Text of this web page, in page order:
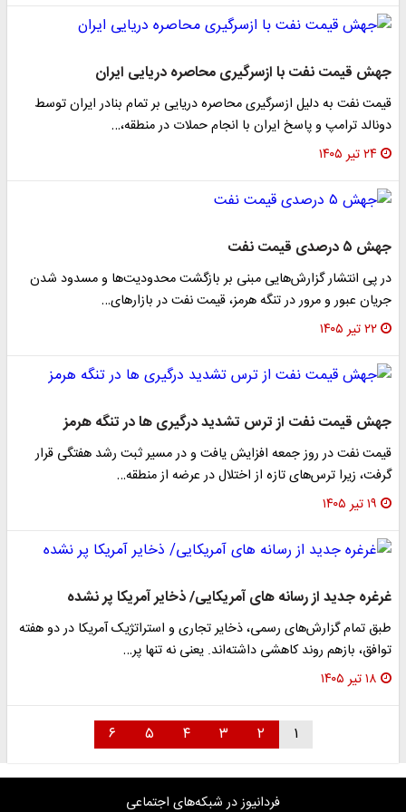
جهش قیمت نفت با ازسرگیری محاصره دریایی ایران
قیمت نفت به دلیل ازسرگیری محاصره دریایی بر تمام بنادر ایران توسط
دونالد ترامپ و پاسخ ایران با انجام حملات در منطقه،…
۲۴ تیر ۱۴۰۵
جهش ۵ درصدی قیمت نفت
در پی انتشار گزارش‌هایی مبنی بر بازگشت محدودیت‌ها و مسدود شدن
جریان عبور و مرور در تنگه هرمز، قیمت نفت در بازارهای…
۲۲ تیر ۱۴۰۵
جهش قیمت نفت از ترس تشدید درگیری ها در تنگه هرمز
قیمت نفت در روز جمعه افزایش یافت و در مسیر ثبت رشد هفتگی قرار
گرفت، زیرا ترس‌های تازه از اختلال در عرضه از منطقه…
۱۹ تیر ۱۴۰۵
غرغره جدید از رسانه های آمریکایی/ ذخایر آمریکا پر نشده
طبق تمام گزارش‌های رسمی، ذخایر تجاری و استراتژیک آمریکا در دو هفته
توافق، بازهم روند کاهشی داشته‌اند. یعنی نه تنها پر…
۱۸ تیر ۱۴۰۵
۱ ۲ ۳ ۴ ۵ ۶
فردانیوز در شبکه‌های اجتماعی